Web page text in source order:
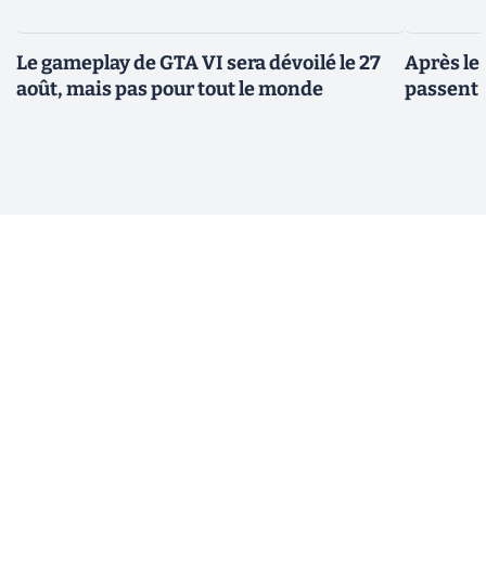
Le gameplay de GTA VI sera dévoilé le 27
août, mais pas pour tout le monde
Après le
passent